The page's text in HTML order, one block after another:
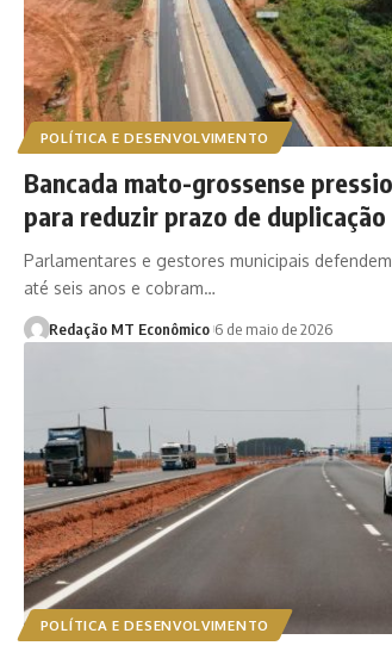
POLÍTICA E DESENVOLVIMENTO
Bancada mato-grossense
para reduzir prazo de duplicação
Parlamentares e gestores municipais
até seis anos e cobram…
Redação MT Econômico 6 de maio de 2026
POLÍTICA E DESENVOLVIMENTO